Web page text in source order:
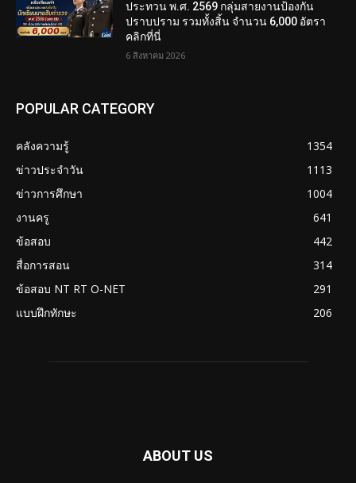
ประทวน พ.ศ. 2569 กลุ่มสายงานป้องกัน
ปราบปราม รวมทั้งสิ้น จำนวน 6,000 อัตรา
คลิกที่นี่
6 สิงหาคม 2026
POPULAR CATEGORY
คลังความรู้
1354
ข่าวประจำวัน
1113
ข่าวการศึกษา
1004
งานครู
641
ข้อสอบ
442
สื่อการสอน
314
ข้อสอบ NT RT O-NET
291
แบบฝึกทักษะ
206
ABOUT US